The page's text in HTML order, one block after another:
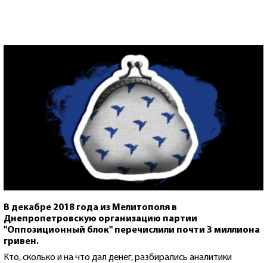
В декабре 2018 года из Мелитополя в
Днепропетровскую организацию партии
"Оппозиционный блок" перечислили почти 3 миллиона
гривен.
Кто, сколько и на что дал денег, разбирались аналитики